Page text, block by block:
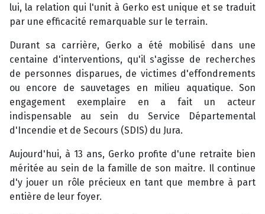
lui, la relation qui l'unit à Gerko est unique et se traduit
par une efficacité remarquable sur le terrain.
Durant sa carrière, Gerko a été mobilisé dans une
centaine d'interventions, qu'il s'agisse de recherches
de personnes disparues, de victimes d'effondrements
ou encore de sauvetages en milieu aquatique. Son
engagement exemplaire en a fait un acteur
indispensable au sein du Service Départemental
d'Incendie et de Secours (SDIS) du Jura.
Aujourd'hui, à 13 ans, Gerko profite d'une retraite bien
méritée au sein de la famille de son maitre. Il continue
d'y jouer un rôle précieux en tant que membre à part
entière de leur foyer.